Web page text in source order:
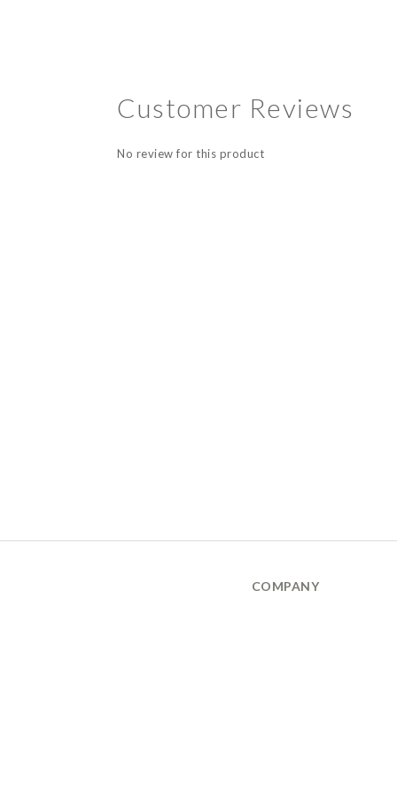
Customer Reviews
No review for this product
COMPANY